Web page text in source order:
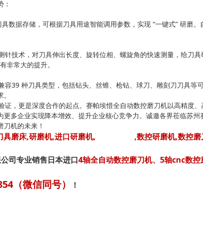
数据存储，可根据刀具用途智能调用参数，实现 “一键式” 研磨
技术，对刀具伸出长度、旋转位相、螺旋角的快速测量，给刀
非常大的提升。
39 种刀具类型，包括钻头、丝锥、枪钻、球刀、雕刻刀刀具等
，更是深度合作的起点。赛帕埃惜全自动数控磨刀机以高精度
更多企业实现降本增效、提升企业核心竞争力。诚邀各界莅临苏
机的未来！
具磨床,研磨机,进口研磨机,
,数控研磨机,数控
司专业销售日本进口4轴全自动数控磨刀机、5轴cnc数
（微信同号） ！